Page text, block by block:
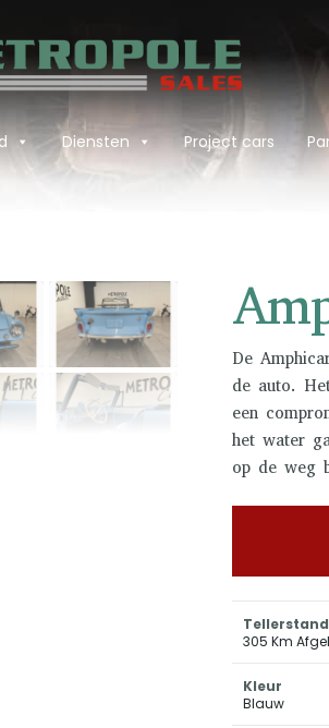
Diensten Project cars
›
De
de auto.
een
het water
op de weg
Tellerstand
305 Km
Kleur
Blauw